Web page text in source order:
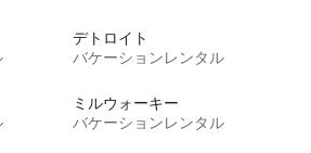
デトロイト
バケーションレンタル
ミルウォーキー
バケーションレンタル